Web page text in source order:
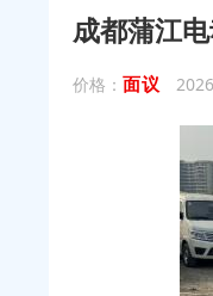
成都蒲江
价格： 面议